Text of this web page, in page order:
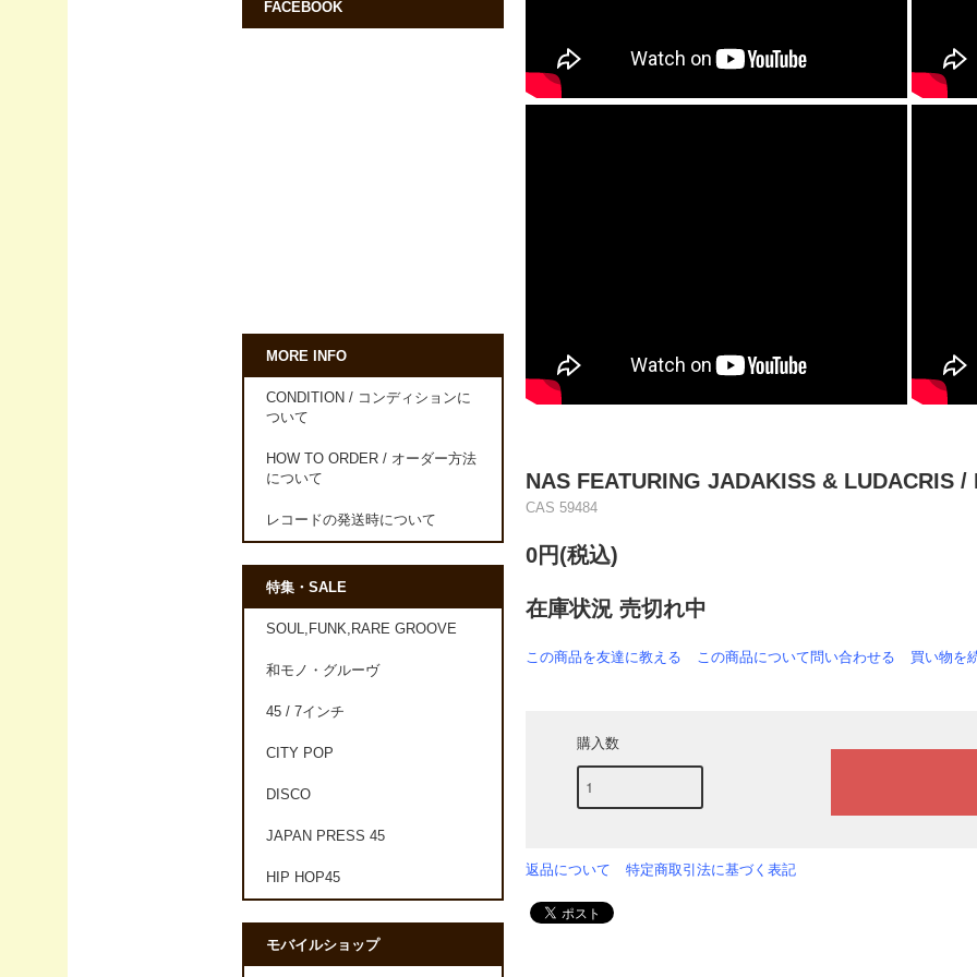
NAS FEATURING JADAKISS & LUDACRIS
CAS 59484
0円(税込)
在庫状況 売切れ中
この商品を友達に教える この商品について問い合わせる 買い物を
購入数
返品について 特定商取引法に基づく表記
FACEBOOK
MORE INFO
CONDITION / コンディションに
ついて
HOW TO ORDER / オーダー方法
について
レコードの発送時について
特集・SALE
SOUL,FUNK,RARE GROOVE
和モノ・グルーヴ
45 / 7インチ
CITY POP
DISCO
JAPAN PRESS 45
HIP HOP45
モバイルショップ